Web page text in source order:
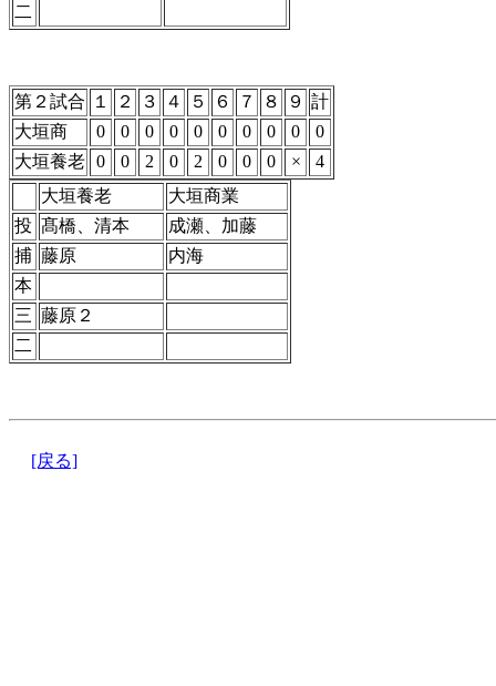
二
第２試合 １ ２ ３ ４ ５ ６ ７ ８ ９ 計
大垣商
0 0 0 0 0 0 0 0 0
0
大垣養老 0 0 2 0 2 0 0 0 ×
4
大垣養老
大垣商業
投 髙橋、清本
成瀬、加藤
捕 藤原
内海
本
三 藤原２
二
[戻る]